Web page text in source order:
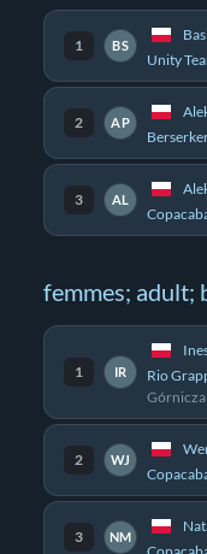
1 BS
Unity
2 AP
3 AL
femmes; adult;
1 IR
Rio
Górnicza
2 WJ
3 NM